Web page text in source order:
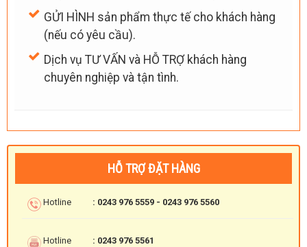
GỬI HÌNH sản phẩm thực tế cho khách hàng
(nếu có yêu cầu).
Dịch vụ TƯ VẤN và HỖ TRỢ khách hàng
chuyên nghiệp và tận tình.
HỖ TRỢ ĐẶT HÀNG
Hotline : 0243 976 5559 - 0243 976 5560
Hotline : 0243 976 5561